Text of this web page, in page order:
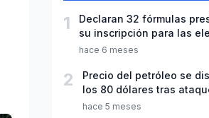
1
Declaran 32 fórmulas
su inscripción para las
hace 6 meses
2
Precio del petróleo se
los 80 dólares tras
hace 5 meses